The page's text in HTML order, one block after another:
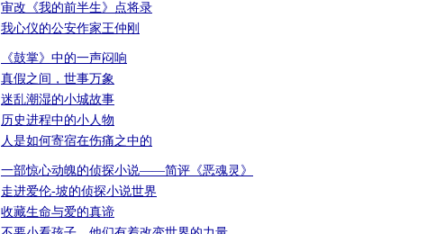
审改《我的前半生》点将录
我心仪的公安作家王仲刚
《鼓掌》中的一声闷响
真假之间，世事万象
迷乱潮湿的小城故事
历史进程中的小人物
人是如何寄宿在伤痛之中的
一部惊心动魄的侦探小说——简评《恶魂灵》
走进爱伦-坡的侦探小说世界
收藏生命与爱的真谛